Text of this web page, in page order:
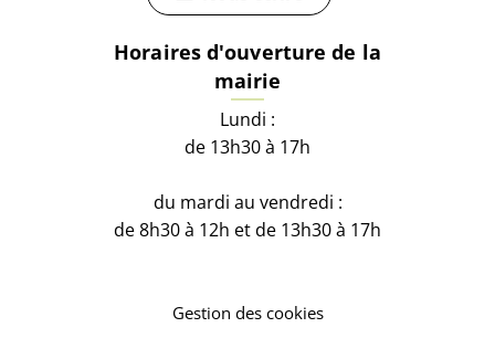
Horaires d'ouverture de la
mairie
Lundi :
de 13h30 à 17h
du mardi au vendredi :
de 8h30 à 12h et de 13h30 à 17h
Gestion des cookies